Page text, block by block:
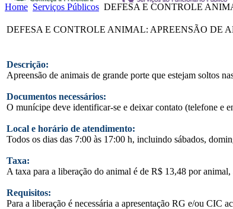
Home Serviços Públicos DEFESA E CONTROLE
DEFESA E CONTROLE ANIMAL: APREENSÃO DE
Descrição:
Apreensão de animais de grande porte que estejam soltos
Documentos necessários:
O munícipe deve identificar-se e deixar contato (telefone e
Local e horário de atendimento:
Todos os dias das 7:00 às 17:00 h, incluindo sábados,
Taxa:
A taxa para a liberação do animal é de R$ 13,48 por
Requisitos:
Para a liberação é necessária a apresentação RG e/ou CIC